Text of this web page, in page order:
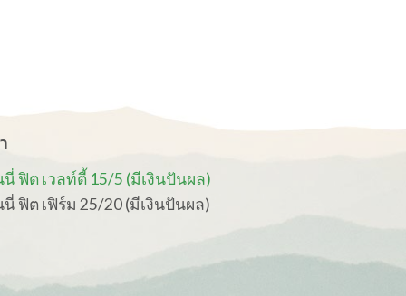
ฟิต เวลท์ตี้ 15/5 (มีเงินปันผล)
ฟิต เฟิร์ม 25/20 (มีเงินปันผล)